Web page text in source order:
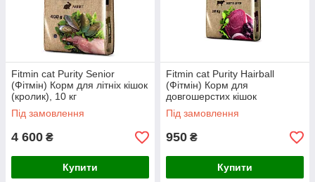
Fitmin cat Purity Senior
(Фітмін) Корм для літніх кішок
(кролик), 10 кг
Під замовлення
4 600 ₴
Купити
Fitmin cat Purity Hairball
(Фітмін) Корм для
довгошерстих кішок
(яловичина), 1,5 кг
Під замовлення
950 ₴
Купити